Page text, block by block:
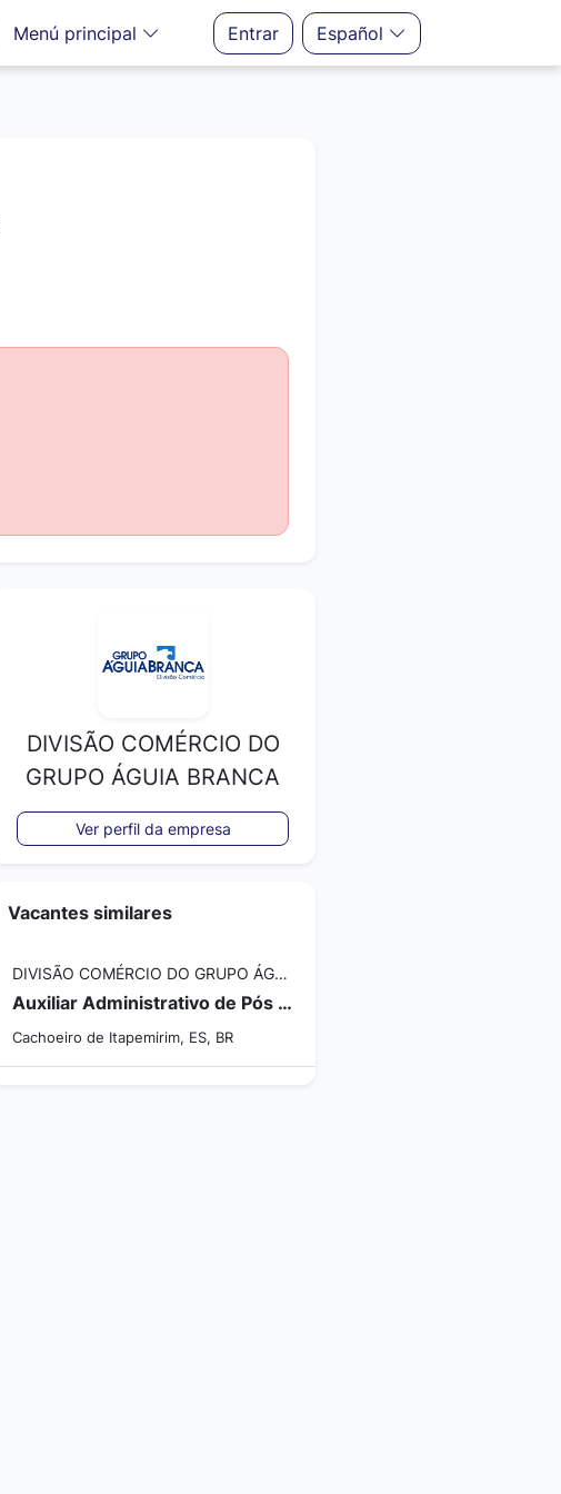
Menú principal Entrar Español
DIVISÃO COMÉRCIO DO
GRUPO ÁGUIA BRANCA
Ver perfil da empresa
Vacantes similares
DIVISÃO COMÉRCIO DO GRUPO ÁGUIA BRANCA
Auxiliar Administrativo de Pós Vendas - Cachoeiro de Itapemirim/ES
Cachoeiro de Itapemirim, ES, BR